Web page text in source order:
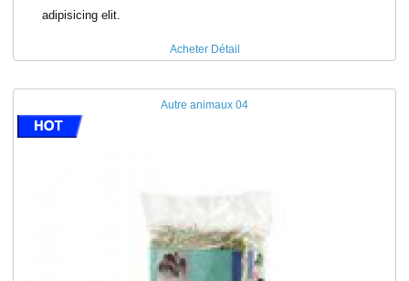
adipisicing elit.
Acheter Détail
Autre animaux 04